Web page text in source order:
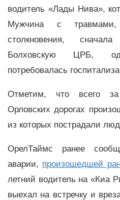
водитель «Лады Нива»,
Мужчина с травмами,
столкновения,
Болховскую ЦРБ,
потребовалась
Отметим, что всего
Орловских дорогах
из которых пострадали
ОрелТаймс ранее
аварии, произошедшей
летний водитель на «Киа
выехал на встречку и